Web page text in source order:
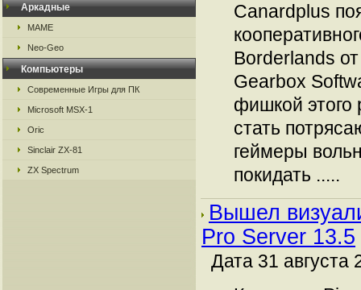
Аркадные
MAME
Neo-Geo
Компьютеры
Современные Игры для ПК
Microsoft MSX-1
Oric
Sinclair ZX-81
ZX Spectrum
Canardplus
Borderlands
Gearbox
фишкой этого
стать
геймеры
покидать .....
Вышел
Pro Server 13.5
Дата 31 августа